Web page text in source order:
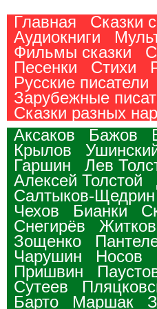
Главная
Сказки
Аудиокниги
Фильмы сказки
Песенки
Стихи
Русские писатели
Зарубежные
Сказки разных
Аксаков
Бажов
Крылов
Гаршин
Лев
Алексей Толстой
Салтыков-Щедрин
Чехов
Бианки
Снегирёв
Житков
Зощенко
Чарушин
Носов
Пришвин
Сутеев
Барто
Маршак